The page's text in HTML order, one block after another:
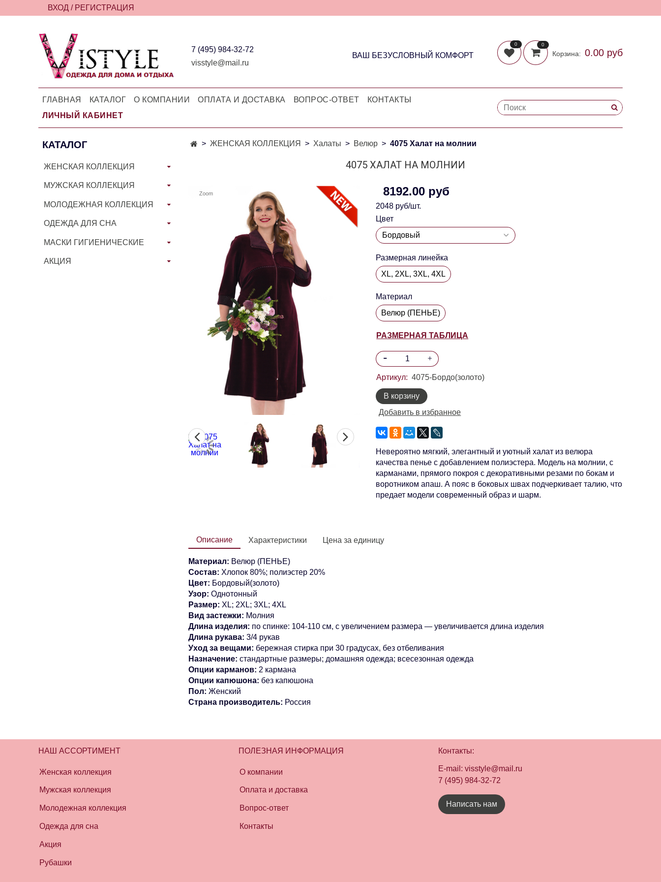
ВХОД / РЕГИСТРАЦИЯ
7 (495) 984-32-72
visstyle@mail.ru
ВАШ БЕЗУСЛОВНЫЙ КОМФОРТ
0 0
Корзина: 0.00 руб
ГЛАВНАЯ КАТАЛОГ О КОМПАНИИ ОПЛАТА И ДОСТАВКА ВОПРОС-ОТВЕТ
КОНТАКТЫ
ЛИЧНЫЙ КАБИНЕТ
ЖЕНСКАЯ КОЛЛЕКЦИЯ Халаты Велюр 4075 Халат на молнии
4075 ХАЛАТ НА МОЛНИИ
Zoom 8192.00 руб
2048 руб/шт.
Цвет
Размерная линейка
XL, 2XL, 3XL, 4XL
Материал
Велюр (ПЕНЬЕ)
РАЗМЕРНАЯ ТАБЛИЦА
Артикул: 4075-Бордо(золото)
В корзину
Добавить в избранное
Невероятно мягкий, элегантный и уютный халат из велюра
качества пенье с добавлением полиэстера. Модель на молнии, с
карманами, прямого покроя с декоративными резами по бокам и
воротником апаш. А пояс в боковых швах подчеркивает талию, что
предает модели современный образ и шарм.
Описание
Материал: Велюр (ПЕНЬЕ)
Состав: Хлопок 80%; полиэстер 20%
Цвет: Бордовый(золото)
Узор: Однотонный
Размер: XL; 2XL; 3XL; 4XL
Вид застежки: Молния
Длина изделия: по спинке: 104-110 см, с увеличением размера — увеличивается длина изделия
Длина рукава: 3/4 рукав
Уход за вещами: бережная стирка при 30 градусах, без отбеливания
Назначение: стандартные размеры; домашняя одежда; всесезонная одежда
Опции карманов: 2 кармана
Опции капюшона: без капюшона
Пол: Женский
Страна производитель: Россия
Характеристики Цена за единицу
КАТАЛОГ
ЖЕНСКАЯ КОЛЛЕКЦИЯ
МУЖСКАЯ КОЛЛЕКЦИЯ
МОЛОДЕЖНАЯ КОЛЛЕКЦИЯ
ОДЕЖДА ДЛЯ СНА
МАСКИ ГИГИЕНИЧЕСКИЕ
АКЦИЯ
НАШ АССОРТИМЕНТ
Женская коллекция
Мужская коллекция
Молодежная коллекция
Одежда для сна
Акция
Рубашки
ПОЛЕЗНАЯ ИНФОРМАЦИЯ
О компании
Оплата и доставка
Вопрос-ответ
Контакты
Контакты:
E-mail:visstyle@mail.ru
7 (495) 984-32-72
Написать нам